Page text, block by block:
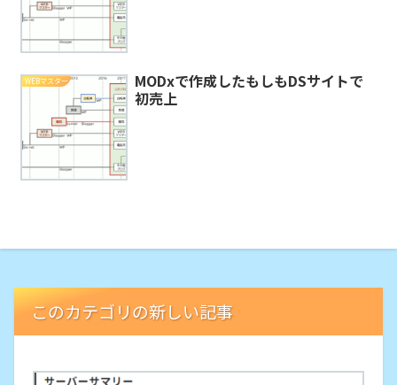
WEBマスター
MODxで作成したもしもDSサイトで
初売上
このカテゴリの新しい記事